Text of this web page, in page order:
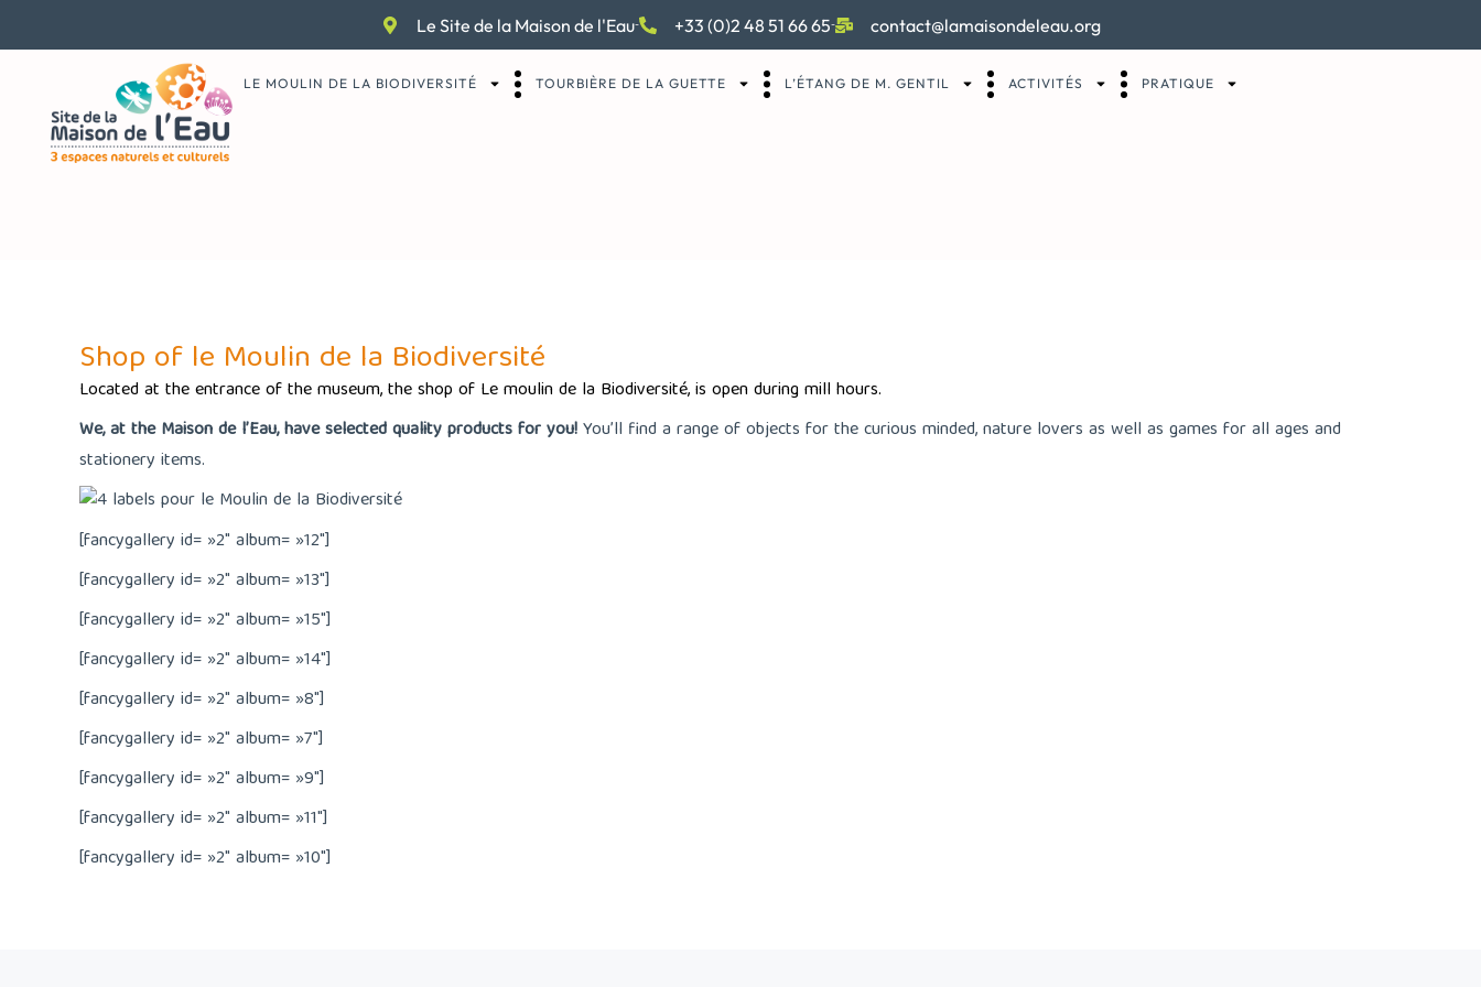
Le Site de la Maison de l'Eau +33 (0)2 48 51 66 65 contact@lamaisondeleau.org
LE MOULIN DE LA BIODIVERSITÉ TOURBIÈRE DE LA GUETTE L’ÉTANG DE M. GENTIL ACTIVITÉS PRATIQUE
Shop of le Moulin de la Biodiversité
Located at the entrance of the museum, the shop of Le moulin de la Biodiversité,is open during mill hours.
We, at the Maison de l’Eau, have selected quality products for you!You’ll find a range of objects for the curious minded, nature lovers as well as games for all ages and
stationery items.
[fancygallery id= »2″ album= »12″]
[fancygallery id= »2″ album= »13″]
[fancygallery id= »2″ album= »15″]
[fancygallery id= »2″ album= »14″]
[fancygallery id= »2″ album= »8″]
[fancygallery id= »2″ album= »7″]
[fancygallery id= »2″ album= »9″]
[fancygallery id= »2″ album= »11″]
[fancygallery id= »2″ album= »10″]